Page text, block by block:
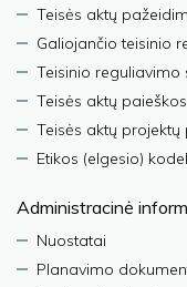
Teisės aktų
Galiojančio teisinio
Teisinio reguliavimo
Teisės aktų
Teisės aktų projektų
Etikos (elgesio)
Administracinė
Nuostatai
Planavimo